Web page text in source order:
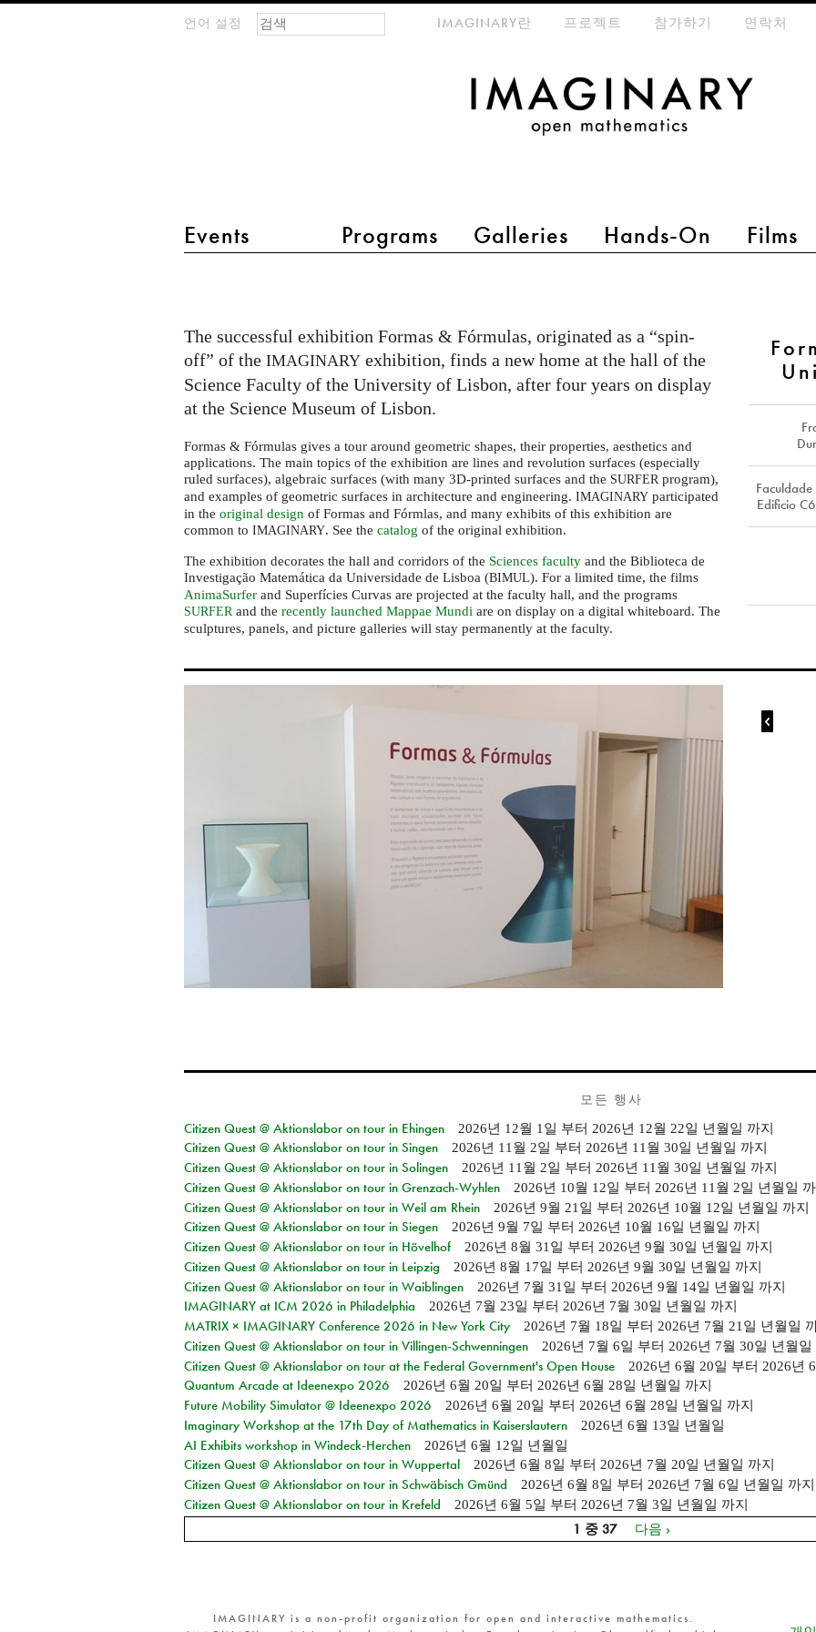
언어 설정
main menu 2
Events Programs Galleries Hands-On Films
meta-menuIMAGINARY란 프로젝트 참가하기 연락처
검색 폼
찾기
Fórmulas
at
University
of
Edificio
The successful exhibition Formas & Fórmulas, originated as a “spin-
off” of theIMAGINARY exhibition, finds a new home at the hall of the
Science Faculty of the University of Lisbon, after four years on display
at the Science Museum of Lisbon.
Formas & Fórmulas gives a tour around geometric shapes, their properties, aesthetics and
applications. The main topics of the exhibition are lines and revolution surfaces (especially
ruled surfaces), algebraic surfaces (with many 3D-printed surfaces and the SURFERprogram),
and examples of geometric surfaces in architecture and engineering.IMAGINARY participated
in theoriginal design of Formas and Fórmlas, and many exhibits of this exhibition are
common toIMAGINARY. See thecatalog of the original exhibition.
The exhibition decorates the hall and corridors of the Sciences faculty and the Biblioteca de
Investigação Matemática da Universidade de Lisboa (BIMUL). For a limited time, the films
AnimaSurfer and Superfícies Curvas are projected at the faculty hall, and the programs
SURFERand therecently launched Mappae Mundi are on display on a digital whiteboard. The
sculptures, panels, and picture galleries will stay permanently at the faculty.

모든 행사
Citizen Quest @ Aktionslabor on tour in Ehingen
2026년 12월 1일 부터 2026년 12월 22일 년월일 까지
Citizen Quest @ Aktionslabor on tour in Singen 2026년 11월 2일 부터 2026년 11월 30일 년월일 까지
Citizen Quest @ Aktionslabor on tour in Solingen 2026년 11월 2일 부터 2026년 11월 30일 년월일 까지
Citizen Quest @ Aktionslabor on tour in Grenzach-Wyhlen 2026년 10월 12일 부터 2026년 11월 2일 년월일
Citizen Quest @ Aktionslabor on tour in Weil am Rhein 2026년 9월 21일 부터 2026년 10월 12일 년월일 까지
Citizen Quest @ Aktionslabor on tour in Siegen 2026년 9월 7일 부터 2026년 10월 16일 년월일 까지
Citizen Quest @ Aktionslabor on tour in Hövelhof 2026년 8월 31일 부터 2026년 9월 30일 년월일 까지
Citizen Quest @ Aktionslabor on tour in Leipzig 2026년 8월 17일 부터 2026년 9월 30일 년월일 까지
Citizen Quest @ Aktionslabor on tour in Waiblingen 2026년 7월 31일 부터 2026년 9월 14일 년월일 까지
IMAGINARY at ICM 2026 in Philadelphia 2026년 7월 23일 부터 2026년 7월 30일 년월일 까지
MATRIX × IMAGINARY Conference 2026 in New York City 2026년 7월 18일 부터 2026년 7월 21일 년월일
Citizen Quest @ Aktionslabor on tour in Villingen-Schwenningen 2026년 7월 6일 부터 2026년 7월 30일 년월일
Citizen Quest @ Aktionslabor on tour at the Federal Government's Open House 2026년 6월 20일 부터 2026년
Quantum Arcade at Ideenexpo 2026 2026년 6월 20일 부터 2026년 6월 28일 년월일 까지
Future Mobility Simulator @ Ideenexpo 2026 2026년 6월 20일 부터 2026년 6월 28일 년월일 까지
Imaginary Workshop at the 17th Day of Mathematics in Kaiserslautern 2026년 6월 13일 년월일
AI Exhibits workshop in Windeck-Herchen 2026년 6월 12일 년월일
Citizen Quest @ Aktionslabor on tour in Wuppertal 2026년 6월 8일 부터 2026년 7월 20일 년월일 까지
Citizen Quest @ Aktionslabor on tour in Schwäbisch Gmünd 2026년 6월 8일 부터 2026년 7월 6일 년월일 까지
Citizen Quest @ Aktionslabor on tour in Krefeld 2026년 6월 5일 부터 2026년 7월 3일 년월일 까지
1 중 37 다음 ›
IMAGINARY is a non-profit organization for open and interactive mathematics.